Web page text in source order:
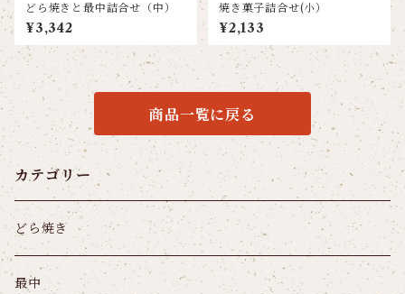
どら焼きと最中詰合せ（中）
¥3,342
焼き菓子詰合せ(小）
¥2,133
商品一覧に戻る
カテゴリー
どら焼き
最中